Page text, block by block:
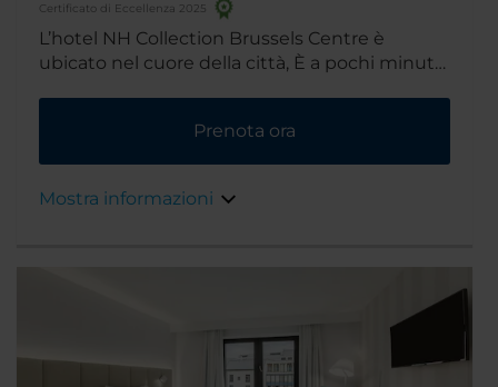
Certificato di Eccellenza 2025
L’hotel NH Collection Brussels Centre è
ubicato nel cuore della città, È a pochi minuti
stato costruito negli anni 20 e ha conservato
alcune belle caratteristiche d'epoca.
Prenota ora
Mostra informazioni